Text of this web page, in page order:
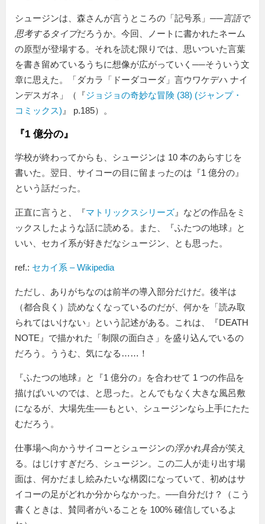
シュージンは、森さんが言うところの「記号系」──言語で
思考するタイプだろうか。今回、ノートに書かれたネーム
の原型が登場する。それを読む限りでは、思いついた言葉
を書き留めているうちに想像が広がっていく──そういう文
章に思えた。
ダカラ「ドーダコーダ」言ウワケデハ ナイ
ンデスガネ
（『ジョジョの奇妙な冒険 (38) (ジャンプ・
コミックス) 』 p.185）。
『1 億分の』
学校が終わってからも、シュージンは 10 本のあらすじを
書いた。翌日、サイコーの目に留まったのは『1 億分の』
という話だった。
正直に言うと、『マトリックスシリーズ 』などの作品をミ
ックスしたような話に読める。また、『ふたつの地球』と
いい、セカイ系が好きだなシュージン、とも思った。
ref.: セカイ系 – Wikipedia
ただし、ありがちなのは前半の導入部分だけだ。後半は
（都合良く）読めなくなっているのだが、何かを
読み取
られてはいけない
という記述がある。これは、『DEATH
NOTE』で描かれた「制限の面白さ」を盛り込んでいるの
だろう。ううむ、気になる……！
『ふたつの地球』と『1 億分の』を合わせて 1 つの作品を
描けばいいのでは、と思った。とんでもなく大きな風呂敷
になるが、大場先生──もとい、シュージンなら上手にたた
むだろう。
仕事場へ向かうサイコーとシュージンの浮かれ具合が笑え
る。はじけすぎだろ、シュージン。この二人が走り出す場
面は、何かだまし絵みたいな構図になっていて、初めはサ
イコーの足がどれか分からなかった。──自分だけ？（こう
書くときは、賛同者がいることを 100% 確信しているよ